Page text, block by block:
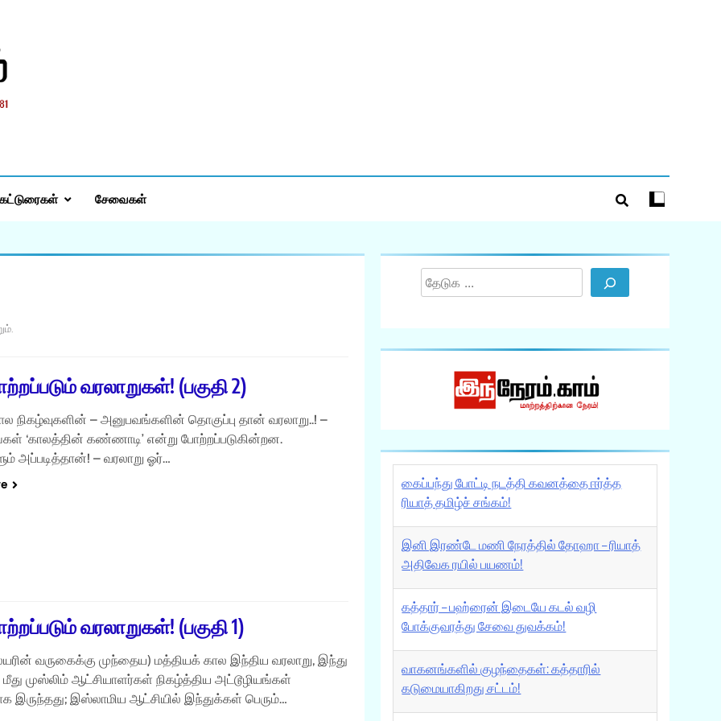
கட்டுரைகள் சேவைகள்
வரலாறுகள்! (பகுதி 2)
நிகழ்வுகளின் – அனுபவங்களின் தொகுப்பு தான் வரலாறு..! –
‘காலத்தின் கண்ணாடி’ என்று போற்றப்படுகின்றன.
அப்படித்தான்! – வரலாறு ஓர்…
வரலாறுகள்! (பகுதி 1)
வருகைக்கு முந்தைய) மத்தியக் கால இந்திய வரலாறு, இந்து
மீது முஸ்லிம் ஆட்சியாளர்கள் நிகழ்த்திய அட்டூழியங்கள்
இருந்தது; இஸ்லாமிய ஆட்சியில் இந்துக்கள் பெரும்…
Search
கைப்பந்து போட்டி நடத்தி கவனத்தை ஈர்த்த
ரியாத் தமிழ்ச் சங்கம்!
இனி இரண்டே மணி நேரத்தில் தோஹா – ரியாத்
அதிவேக ரயில் பயணம்!
கத்தார் – பஹ்ரைன் இடையே கடல் வழி
போக்குவரத்து சேவை துவக்கம்!
வாகனங்களில் குழந்தைகள்: கத்தாரில்
கடுமையாகிறது சட்டம்!